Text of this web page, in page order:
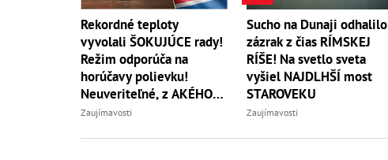
Rekordné teploty
vyvolali ŠOKUJÚCE rady!
Režim odporúča na
horúčavy polievku!
Neuveriteľné, z AKÉHO
zvierata
Zaujímavosti
Sucho na Dunaji odhalilo
zázrak z čias RÍMSKEJ
RÍŠE! Na svetlo sveta
vyšiel NAJDLHŠÍ most
STAROVEKU
Zaujímavosti